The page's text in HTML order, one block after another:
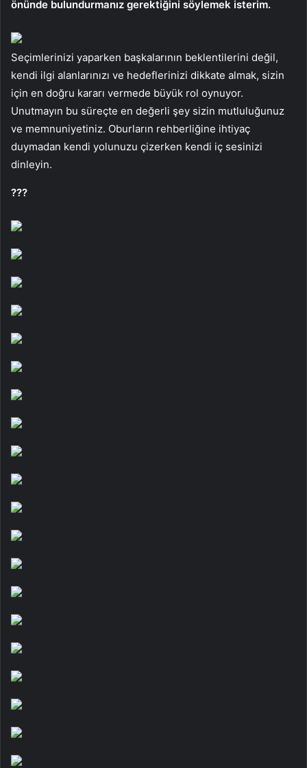
önünde bulundurmanız gerektiğini söylemek isterim.
Seçimlerinizi yaparken başkalarının beklentilerini değil,
kendi ilgi alanlarınızı ve hedeflerinizi dikkate almak, sizin
için en doğru kararı vermede büyük rol oynuyor.
Unutmayın bu süreçte en değerli şey sizin mutluluğunuz
ve memnuniyetiniz. Oburların rehberliğine ihtiyaç
duymadan kendi yolunuzu çizerken kendi iç sesinizi
dinleyin.
???